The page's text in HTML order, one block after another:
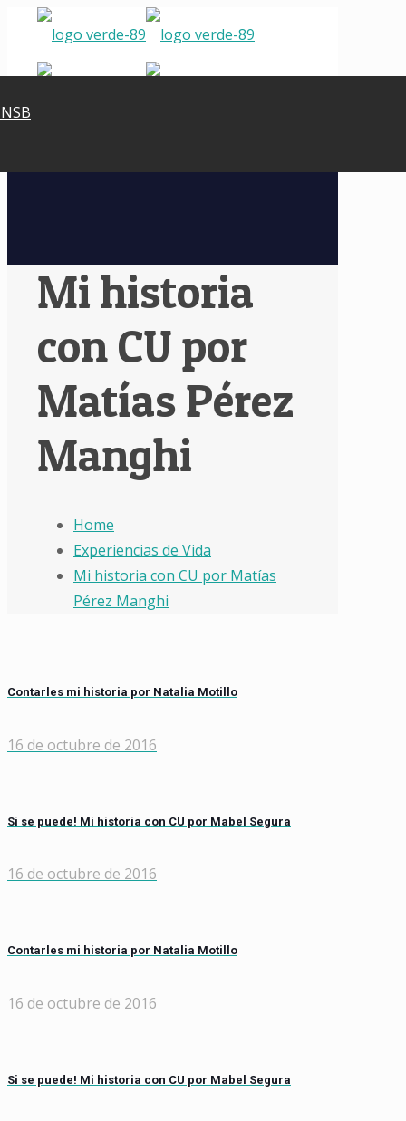
Mi historia
con CU por
Matías Pérez
Manghi
Home
Experiencias de Vida
Mi historia con CU por Matías
Pérez Manghi
Contarles mi historia por Natalia Motillo
16 de octubre de 2016
Si se puede! Mi historia con CU por Mabel Segura
16 de octubre de 2016
Contarles mi historia por Natalia Motillo
16 de octubre de 2016
Si se puede! Mi historia con CU por Mabel Segura